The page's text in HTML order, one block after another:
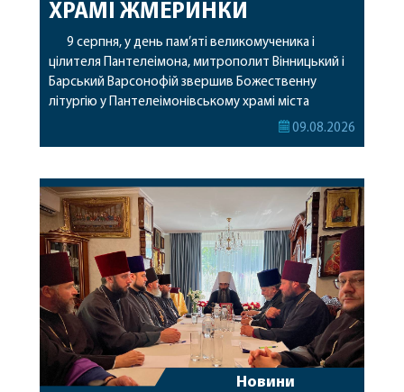
ХРАМІ ЖМЕРИНКИ
9 серпня, у день пам’яті великомученика і
цілителя Пантелеімона, митрополит Вінницький і
Барський Варсонофій звершив Божественну
літургію у Пантелеімонівському храмі міста
Жмеринки. Перед початком богослужіння
часткою її святих мощей. Митрополиту
Варсонофію співслужили секретар єпархії
архімандрит Єнох (Торак), благочинний
Жмеринського округу протоієрей Ярослав
Коромчевський, клірики […]
09.08.2026
Новини